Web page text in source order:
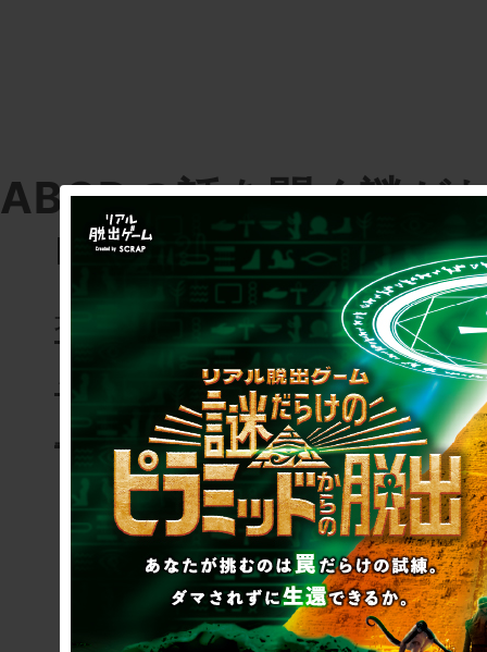
ABCDの話を聞く謎が
Bは嘘をついているぞ。
探偵への挑戦状(コナン
上へ戻る